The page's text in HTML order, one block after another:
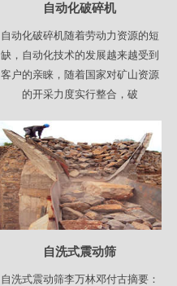
自动化破碎机
自动化破碎机随着劳动力资源的短
缺，自动化技术的发展越来越受到
客户的亲睐，随着国家对矿山资源
的开采力度实行整合，破
自洗式震动筛
自洗式震动筛李万林邓付古摘要：